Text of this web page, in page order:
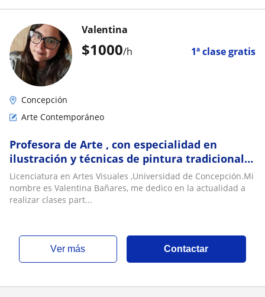
$1000/h 1ª clase gratis
Valentina
Concepción
Arte Contemporáneo
Profesora de Arte , con especialidad en
ilustración y técnicas de pintura tradicional o
digital
Licenciatura en Artes Visuales ,Universidad de Concepción.Mi
nombre es Valentina Bañares, me dedico en la actualidad a
realizar clases part...
ver más Contactar